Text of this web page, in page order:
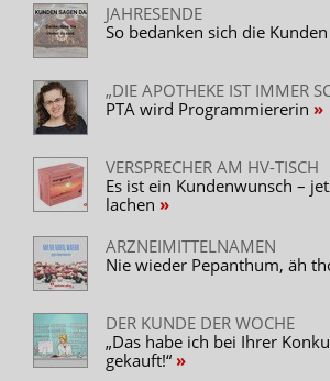
JAHRESENDE
So bedanken sich die Kunden
„DIE APOTHEKE IST IMMER
PTA wird Programmiererin
VERSPRECHER AM HV-TISCH
Es ist ein Kundenwunsch –
lachen
ARZNEIMITTELNAMEN
Nie wieder Pepanthum, äh
DER KUNDE DER WOCHE
„Das habe ich bei Ihrer
gekauft!“